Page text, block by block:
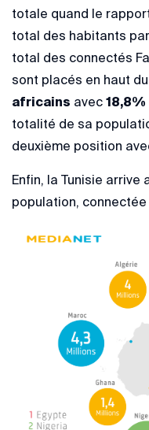
totale quand le
total des habitants
total des connectés
sont placés en haut
africains avec 18,8%
totalité de sa
deuxième position
Enfin, la Tunisie arrive
population,